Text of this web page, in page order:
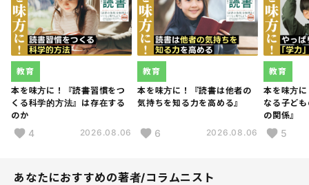
本を味方に！『読書習慣をつ
くる科学的方法』は存在する
のか
教育
4 2026.08.06
本を味方に！『読書は他者の
気持ちを知る力を高める』
教育
6 2026.08.06
本を味方
なる子ど
の関係』
教育
5
あなたにおすすめの著者/コラムニスト